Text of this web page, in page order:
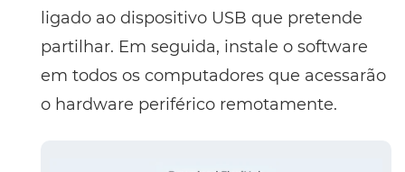
ligado ao dispositivo USB que pretende
partilhar. Em seguida, instale o software
em todos os computadores que acessarão
o hardware periférico remotamente.